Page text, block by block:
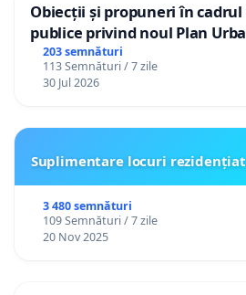
Obiecții și propuneri în
publice privind noul Plan
(PUG) Ialoveni
203 semnături
113 Semnături / 7 zile
30 Jul 2026
Suplimentare locuri
3 480 semnături
109 Semnături / 7 zile
20 Nov 2025